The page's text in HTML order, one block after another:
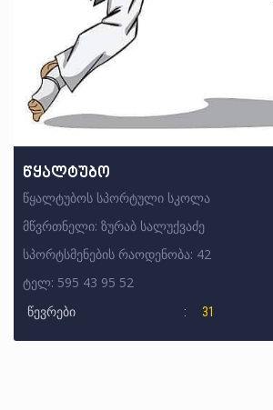
წყალტუბო
წყალტუბოს სპორტული სკოლა
მწვრთნელი: ზურაბ სალუქვაძე
სპორტსმენების რაოდენობა: 42
ტელ: 595 43 95 52
წევრები 31